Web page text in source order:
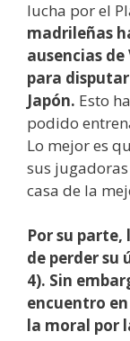
lucha por el
madrileñas
ausencias
para
Japón. Esto
podido
Lo mejor es
sus
casa de la
Por su
de perder su
4). Sin
encuentro
la moral por